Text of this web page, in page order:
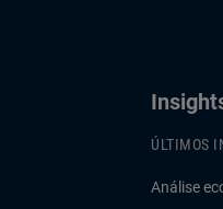
ÚLTIMOS
Análise